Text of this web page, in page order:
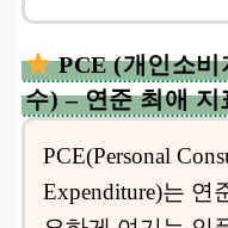
PCE (개인소비
수) – 연준 최애 지
PCE(Personal
Expenditure)는 연